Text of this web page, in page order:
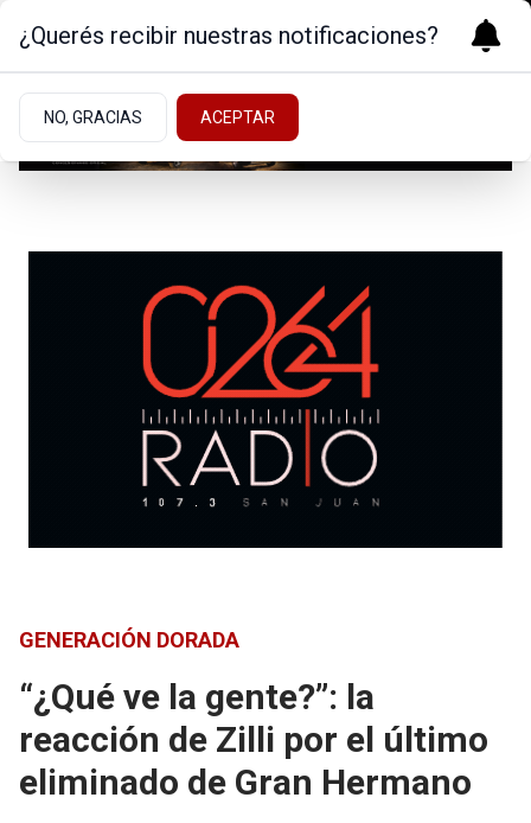
GENERACIÓN DORADA
“¿Qué ve la gente?”: la
reacción de Zilli por el último
eliminado de Gran Hermano
¿Querés recibir nuestras notificaciones?
NO, GRACIAS ACEPTAR